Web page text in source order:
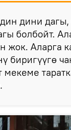
дини
болбойт.
жок. Аларга
биригүүгө
мекеме